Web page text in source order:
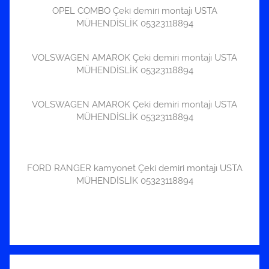
OPEL COMBO Çeki demiri montajı USTA
MÜHENDİSLİK 05323118894
VOLSWAGEN AMAROK Çeki demiri montajı USTA
MÜHENDİSLİK 05323118894
VOLSWAGEN AMAROK Çeki demiri montajı USTA
MÜHENDİSLİK 05323118894
FORD RANGER kamyonet Çeki demiri montajı USTA
MÜHENDİSLİK 05323118894